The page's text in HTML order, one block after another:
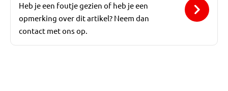
Heb je een foutje gezien of heb je een
opmerking over dit artikel? Neem dan
contact met ons op.